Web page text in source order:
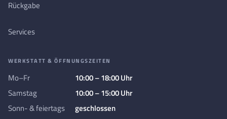
Rückgabe
Services
WERKSTATT & ÖFFNUNGSZEITEN
Mo–Fr
10:00 – 18:00 Uhr
Samstag
10:00 – 15:00 Uhr
Sonn- & feiertags
geschlossen